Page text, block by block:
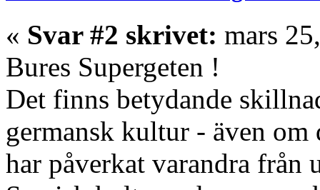
« Svar #2 skrivet: mars
Bures Supergeten !
Det finns betydande
germansk kultur - även om
har påverkat varandra från